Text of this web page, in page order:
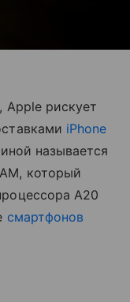
Apple рискует
iPhone
называется
который
A20
смартфонов